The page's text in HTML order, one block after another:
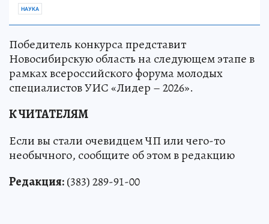
НАУКА
Победитель конкурса представит
Новосибирскую область на следующем этапе в
рамках всероссийского форума молодых
специалистов УИС «Лидер – 2026».
К ЧИТАТЕЛЯМ
Если вы стали очевидцем ЧП или чего-то
необычного, сообщите об этом в редакцию
Редакция:(383) 289-91-00